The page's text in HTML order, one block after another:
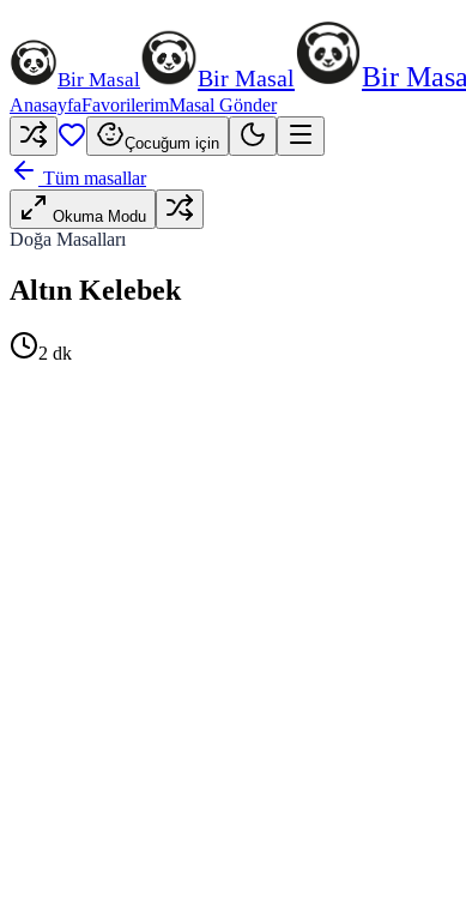
Bir Masal Bir Masal Bir
AnasayfaFavorilerimMasal Gönder
Çocuğum için
Tüm masallar
Okuma Modu
Doğa Masalları
Altın Kelebek
2 dk